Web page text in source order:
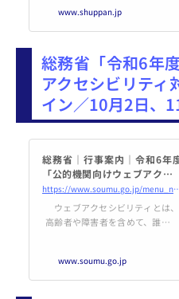
（金）午後7時～午後8時30分（開
場：午後6時45分） 場 所：文京
（東
www.shuppan.jp
総務省「令和6年
アクセシビリティ
イン／10月2日、
総務省｜行事案内｜令和6年
「公的機関向けウェブアクセシ
ビリティ対応講習会」
https://www.soumu.go.jp/
ウェブアクセシビリティとは、
高齢者や障害者を含めて、誰もが
を意味します。 今回、公的機関
で公式ホームページや関連サイ
www.soumu.go.jp